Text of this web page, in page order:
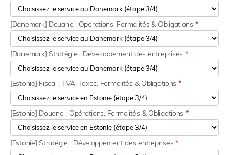
[Danemark] Douane : Opérations, Formalités & Obligations *
[Danemark] Stratégie : Développement des entreprises *
[Estonie] Fiscal : TVA, Taxes, Formalités & Obligations *
[Estonie] Douane : Opérations, Formalités & Obligations *
[Estonie] Stratégie : Développement des entreprises *